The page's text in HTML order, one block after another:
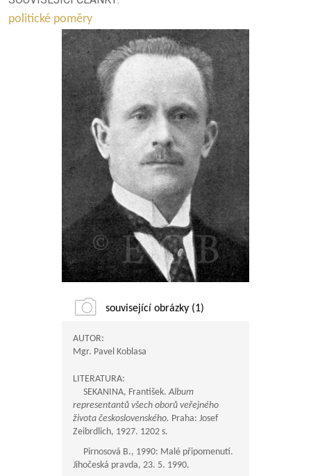
politické poměry
související obrázky (1)
AUTOR:
Mgr. Pavel Koblasa
LITERATURA:
SEKANINA, František.Album
representantů všech oborů veřejného
života československého. Praha: Josef
Zeibrdlich, 1927. 1202 s.
Pirnosová B., 1990: Malé připomenutí.
Jihočeská pravda, 23. 5. 1990.